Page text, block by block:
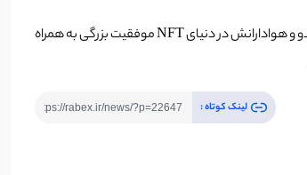
در انتظار بازار ورود مجموعه دوم مورد انتظار کریستیانو رونالدو، شایعات درباره موفقیت ممکن آن در شرایط بازار مساعد بیشتر به وجود می‌آید. این مجموعه می‌تواند برای رونالدو و هوادارانش در دنیای NFT موفقیت بزرگی به همراه
لینک کوتاه :